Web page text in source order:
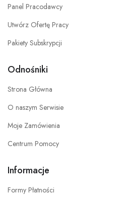
Panel Pracodawcy
Utwórz Ofertę Pracy
Pakiety Subskrypcji
Odnośniki
Strona Główna
O naszym Serwisie
Moje Zamówienia
Centrum Pomocy
Informacje
Formy Płatności